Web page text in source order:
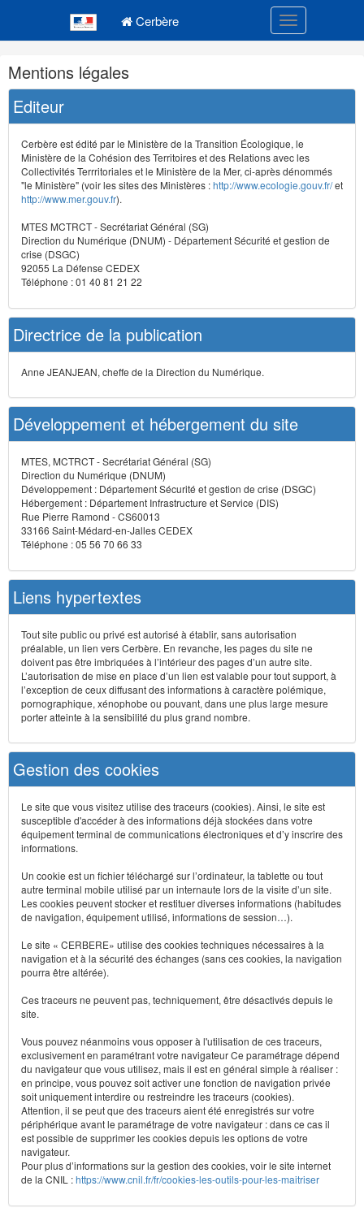
Cerbère Toggle
Navigation
et
outils
annexes
Mentions légales
Editeur
Cerbère est édité par le Ministère de la Transition Écologique, le
Ministère de la Cohésion des Territoires et des Relations avec les
Collectivités Terrritoriales et le Ministère de la Mer, ci-après dénommés
"le Ministère" (voir les sites des Ministères :http://www.ecologie.gouv.fr/et
http://www.mer.gouv.fr).
MTES MCTRCT - Secrétariat Général (SG)
Direction du Numérique (DNUM) - Département Sécurité et gestion de
crise (DSGC)
92055 La Défense CEDEX
Téléphone : 01 40 81 21 22
Directrice de la publication
Anne JEANJEAN, cheffe de la Direction du Numérique.
Développement et hébergement du site
MTES, MCTRCT - Secrétariat Général (SG)
Direction du Numérique (DNUM)
Développement : Département Sécurité et gestion de crise (DSGC)
Hébergement : Département Infrastructure et Service (DIS)
Rue Pierre Ramond - CS60013
33166 Saint-Médard-en-Jalles CEDEX
Téléphone : 05 56 70 66 33
Liens hypertextes
Tout site public ou privé est autorisé à établir, sans autorisation
préalable, un lien vers Cerbère. En revanche, les pages du site ne
doivent pas être imbriquées à l’intérieur des pages d’un autre site.
L’autorisation de mise en place d’un lien est valable pour tout support, à
l’exception de ceux diffusant des informations à caractère polémique,
pornographique, xénophobe ou pouvant, dans une plus large mesure
porter atteinte à la sensibilité du plus grand nombre.
Gestion des cookies
Le site que vous visitez utilise des traceurs (cookies). Ainsi, le site est
susceptible d'accéder à des informations déjà stockées dans votre
équipement terminal de communications électroniques et d’y inscrire des
informations.
Un cookie est un fichier téléchargé sur l’ordinateur, la tablette ou tout
autre terminal mobile utilisé par un internaute lors de la visite d’un site.
Les cookies peuvent stocker et restituer diverses informations (habitudes
de navigation, équipement utilisé, informations de session…).
Le site « CERBERE» utilise des cookies techniques nécessaires à la
navigation et à la sécurité des échanges (sans ces cookies, la navigation
pourra être altérée).
Ces traceurs ne peuvent pas, techniquement, être désactivés depuis le
site.
Vous pouvez néanmoins vous opposer à l'utilisation de ces traceurs,
exclusivement en paramétrant votre navigateur Ce paramétrage dépend
du navigateur que vous utilisez, mais il est en général simple à réaliser :
en principe, vous pouvez soit activer une fonction de navigation privée
soit uniquement interdire ou restreindre les traceurs (cookies).
Attention, il se peut que des traceurs aient été enregistrés sur votre
périphérique avant le paramétrage de votre navigateur : dans ce cas il
est possible de supprimer les cookies depuis les options de votre
navigateur.
Pour plus d’informations sur la gestion des cookies, voir le site internet
de la CNIL :https://www.cnil.fr/fr/cookies-les-outils-pour-les-maitriser